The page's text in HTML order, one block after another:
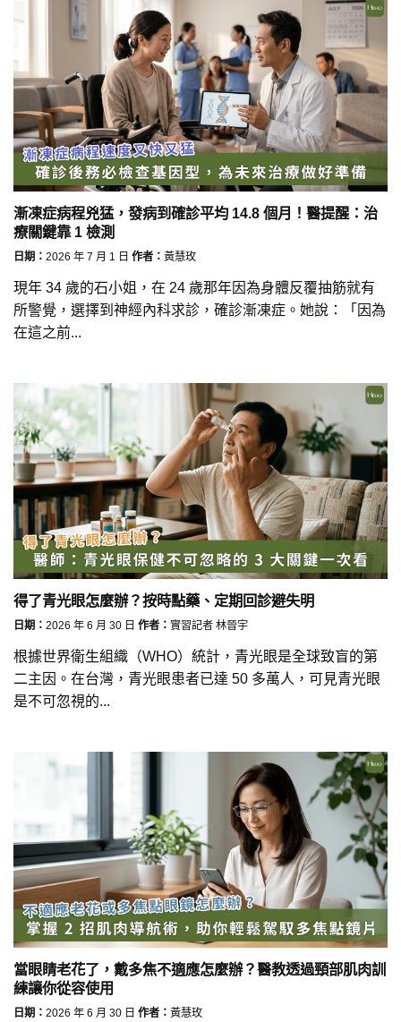
漸凍症病程兇猛，發病到確診平均 14.8 個月！醫提醒：治
療關鍵靠 1 檢測
日期： 2026 年 7 月 1 日 作者： 黃慧玫
現年 34 歲的石小姐，在 24 歲那年因為身體反覆抽筋就有
所警覺，選擇到神經內科求診，確診漸凍症。她說：「因為
在這之前...
得了青光眼怎麼辦？按時點藥、定期回診避失明
日期： 2026 年 6 月 30 日 作者： 實習記者 林晉宇
根據世界衛生組織（WHO）統計，青光眼是全球致盲的第
二主因。在台灣，青光眼患者已達 50 多萬人，可見青光眼
是不可忽視的...
當眼睛老花了，戴多焦不適應怎麼辦？醫教透過頸部肌肉訓
練讓你從容使用
日期： 2026 年 6 月 30 日 作者： 黃慧玫